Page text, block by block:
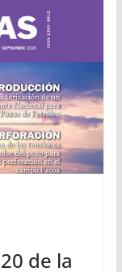
de la